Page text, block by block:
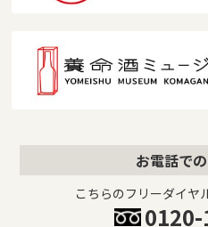
お電話で
こちらのフリーダイヤ